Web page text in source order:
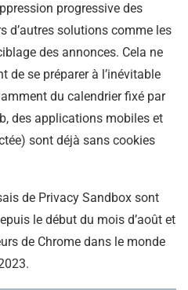
progressive des
d’autres solutions comme les
des annonces. Cela ne
de se préparer à l’inévitable
du calendrier fixé par
des applications mobiles et
sont déjà sans cookies
de Privacy Sandbox sont
le début du mois d’août et
de Chrome dans le monde